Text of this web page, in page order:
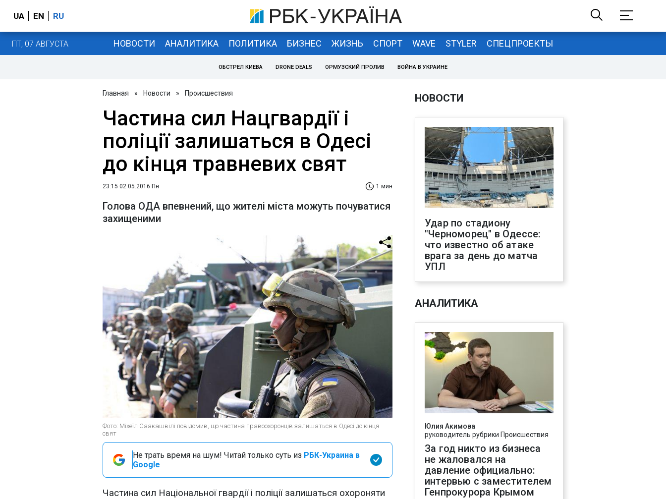
UA EN RU
ПТ, 07 АВГУСТА НОВОСТИ АНАЛИТИКА ПОЛИТИКА БИЗНЕС ЖИЗНЬ СПОРТ WAVE STYLER СПЕЦПРОЕКТЫ
ОБСТРЕЛ КИЕВА DRONE DEALS ОРМУЗСКИЙ ПРОЛИВ ВОЙНА В УКРАИНЕ
Главная » Новости » Происшествия
Частина сил Нацгвардії і
поліції залишаться в Одесі
до кінця травневих свят
23:15 02.05.2016 Пн 1 мин
Голова ОДА впевнений, що жителі міста можуть почуватися
захищеними
Фото: Міхеїл Саакашвілі повідомив, що частина правоохоронців залишаться в Одесі до кінця
свят
Не трать время на шум! Читай только суть из РБК-Украина в
Google
Частина сил Національної гвардії і поліції залишаться охороняти
НОВОСТИ
Удар по стадиону
"Черноморец" в Одессе:
что известно об атаке
врага за день до матча
УПЛ
АНАЛИТИКА
Юлия Акимова
руководитель рубрики Происшествия
За год никто из бизнеса
не жаловался на
давление официально:
интервью с заместителем
Генпрокурора Крымом